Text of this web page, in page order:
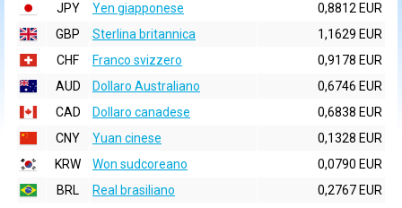
JPY
Yen giapponese
0,8812 EUR
GBP
Sterlina britannica
1,1629 EUR
CHF
Franco svizzero
0,9178 EUR
AUD
Dollaro Australiano
0,6746 EUR
CAD
Dollaro canadese
0,6838 EUR
CNY
Yuan cinese
0,1328 EUR
KRW
Won sudcoreano
0,0790 EUR
BRL
Real brasiliano
0,2767 EUR